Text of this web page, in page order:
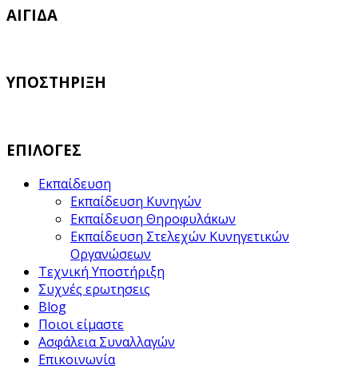
ΑΙΓΙΔΑ
ΥΠΟΣΤΗΡΙΞΗ
ΕΠΙΛΟΓΕΣ
Εκπαίδευση
Εκπαίδευση Κυνηγών
Εκπαίδευση Θηροφυλάκων
Εκπαίδευση Στελεχών Κυνηγετικών
Οργανώσεων
Τεχνική Υποστήριξη
Συχνές ερωτησεις
Blog
Ποιοι είμαστε
Ασφάλεια Συναλλαγών
Επικοινωνία